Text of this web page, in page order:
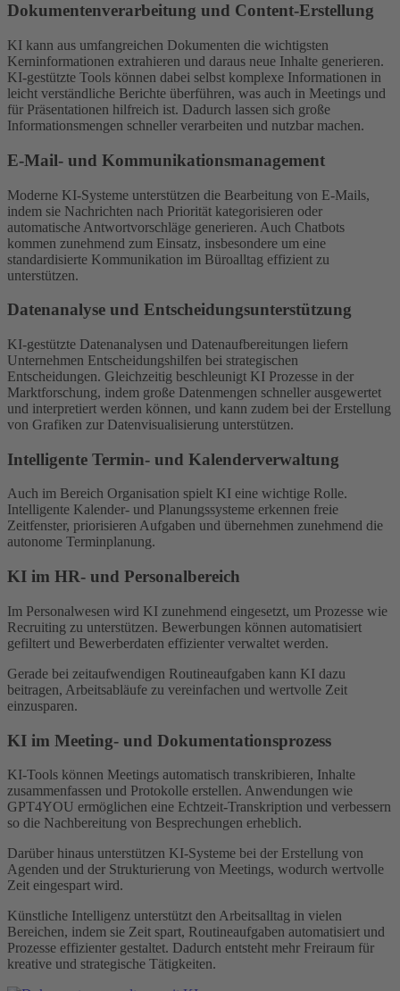
Dokumentenverarbeitung und Content-Erstellung
KI kann aus umfangreichen Dokumenten die wichtigsten
Kerninformationen extrahieren und daraus neue Inhalte generieren.
KI-gestützte Tools können dabei selbst komplexe Informationen in
leicht verständliche Berichte überführen, was auch in Meetings und
für Präsentationen hilfreich ist. Dadurch lassen sich große
Informationsmengen schneller verarbeiten und nutzbar machen.
E-Mail- und Kommunikationsmanagement
Moderne KI-Systeme unterstützen die Bearbeitung von E-Mails,
indem sie Nachrichten nach Priorität kategorisieren oder
automatische Antwortvorschläge generieren. Auch Chatbots
kommen zunehmend zum Einsatz, insbesondere um eine
standardisierte Kommunikation im Büroalltag effizient zu
unterstützen.
Datenanalyse und Entscheidungsunterstützung
KI-gestützte Datenanalysen und Datenaufbereitungen liefern
Unternehmen Entscheidungshilfen bei strategischen
Entscheidungen. Gleichzeitig beschleunigt KI Prozesse in der
Marktforschung, indem große Datenmengen schneller ausgewertet
und interpretiert werden können, und kann zudem bei der Erstellung
von Grafiken zur Datenvisualisierung unterstützen.
Intelligente Termin- und Kalenderverwaltung
Auch im Bereich Organisation spielt KI eine wichtige Rolle.
Intelligente Kalender- und Planungssysteme erkennen freie
Zeitfenster, priorisieren Aufgaben und übernehmen zunehmend die
autonome Terminplanung.
KI im HR- und Personalbereich
Im Personalwesen wird KI zunehmend eingesetzt, um Prozesse wie
Recruiting zu unterstützen. Bewerbungen können automatisiert
gefiltert und Bewerberdaten effizienter verwaltet werden.
Gerade bei zeitaufwendigen Routineaufgaben kann KI dazu
beitragen, Arbeitsabläufe zu vereinfachen und wertvolle Zeit
einzusparen.
KI im Meeting- und Dokumentationsprozess
KI-Tools können Meetings automatisch transkribieren, Inhalte
zusammenfassen und Protokolle erstellen. Anwendungen wie
GPT4YOU ermöglichen eine Echtzeit-Transkription und verbessern
so die Nachbereitung von Besprechungen erheblich.
Darüber hinaus unterstützen KI-Systeme bei der Erstellung von
Agenden und der Strukturierung von Meetings, wodurch wertvolle
Zeit eingespart wird.
Künstliche Intelligenz unterstützt den Arbeitsalltag in vielen
Bereichen, indem sie Zeit spart, Routineaufgaben automatisiert und
Prozesse effizienter gestaltet. Dadurch entsteht mehr Freiraum für
kreative und strategische Tätigkeiten.